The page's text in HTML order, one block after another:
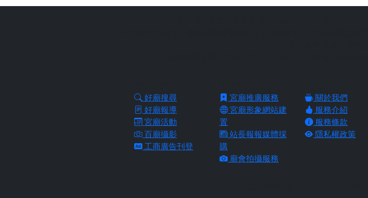
好廟搜尋
好廟報導
宮廟活動
百廟攝影
工商廣告刊登
宮廟推廣服務
宮廟形象網站建
置
站長報報媒體採
購
廟會拍攝服務
關於我們
服務介紹
服務條款
隱私權政策